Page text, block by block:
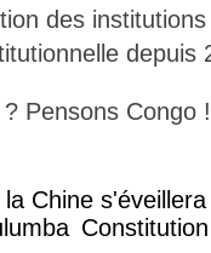
des
depuis
Pensons Congo
Chine s'éveillera
Constitution